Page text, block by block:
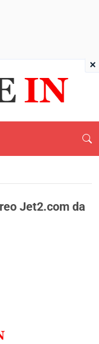
Jet2.com da
×